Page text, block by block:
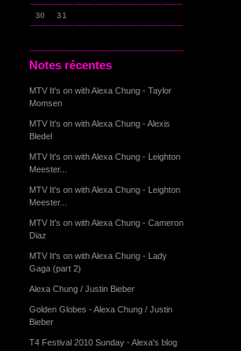
30 31
Notes récentes
MTV It's on with Alexa Chung - Taylor
Momsen
MTV It's on with Alexa Chung - Alexis
Bledel
MTV It's on with Alexa Chung - Leighton
Meester...
MTV It's on with Alexa Chung - Leighton
Meester...
MTV It's on with Alexa Chung - Cameron
Diaz
MTV It's on with Alexa Chung - Lady
Gaga (part 2)
Alexa Chung / Justin Bieber
Golden Globes - Alexa Chung / Justin
Bieber
T4 Festival 2010 Sunday - Alexa's blog